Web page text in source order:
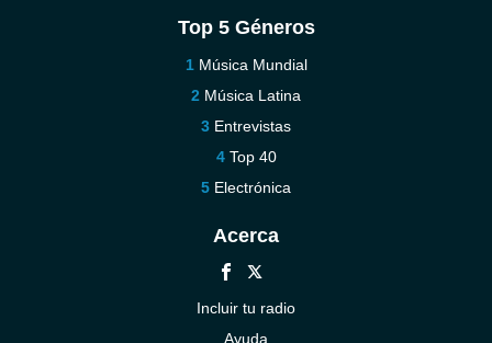
Top 5 Géneros
Música Mundial
Música Latina
Entrevistas
Top 40
Electrónica
Acerca
Incluir tu radio
Ayuda